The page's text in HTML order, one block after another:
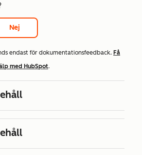
Nej
endast för dokumentationsfeedback. Få
med HubSpot.